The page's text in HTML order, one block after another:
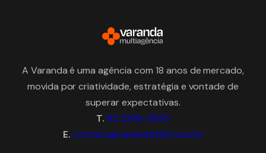
A Varanda é uma agência com 18 anos de mercado,
movida por criatividade, estratégia e vontade de
superar expectativas.
T. 92 3239-2655
E. contato@varanda360.com.br